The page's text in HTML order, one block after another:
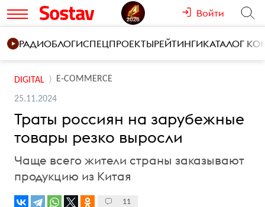
Войти
РАДИОБЛОГИСПЕЦПРОЕКТЫРЕЙТИНГИКАТАЛОГ
DIGITAL E-COMMERCE
25.11.2024
Траты россиян на зарубежные
товары резко выросли
Чаще всего жители страны заказывают
продукцию из Китая
11